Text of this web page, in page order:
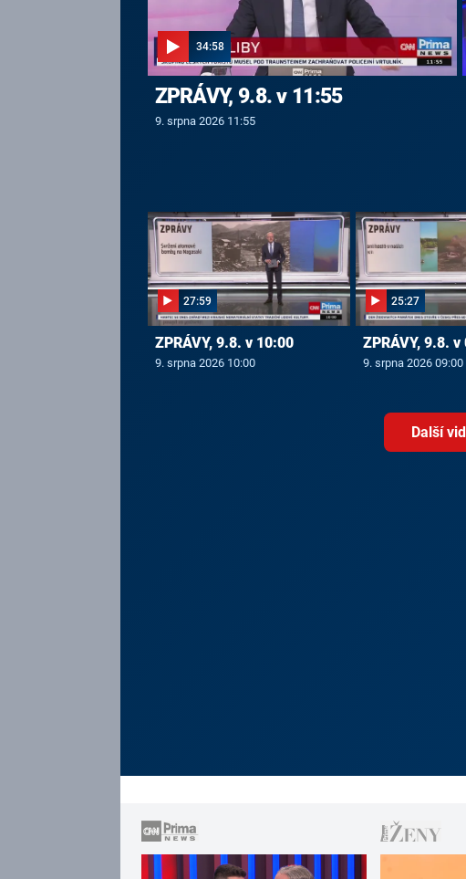
34:58
ZPRÁVY, 9.8. v 11:55
9. srpna 2026 11:55
27:59
ZPRÁVY, 9.8. v 10:00
9. srpna 2026 10:00
25:27
ZPRÁVY, 9.8. v
9. srpna 2026 09:00
Další